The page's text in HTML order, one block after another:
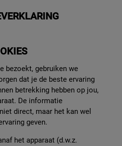
bezoekt, gebruiken we
dat je de beste ervaring
betrekking hebben op jou,
De informatie
direct, maar het kan wel
geven.
het apparaat (d.w.z.